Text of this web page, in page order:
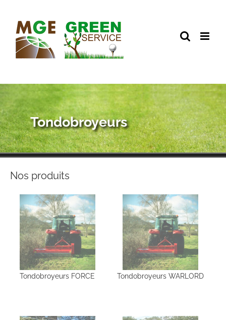
contenu
Tondobroyeurs
Nos produits
Tondobroyeurs FORCE Tondobroyeurs WARLORD